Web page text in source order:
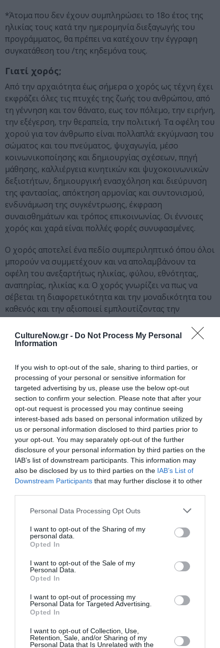
CultureNow.gr - Do Not Process My Personal
Information
If you wish to opt-out of the sale, sharing to third parties, or
processing of your personal or sensitive information for
targeted advertising by us, please use the below opt-out
section to confirm your selection. Please note that after your
opt-out request is processed you may continue seeing
interest-based ads based on personal information utilized by
us or personal information disclosed to third parties prior to
your opt-out. You may separately opt-out of the further
disclosure of your personal information by third parties on the
IAB’s list of downstream participants. This information may
also be disclosed by us to third parties on the IAB’s List of
Downstream Participants that may further disclose it to other
Personal Data Processing Opt Outs
I want to opt-out of the Sharing of my
personal data.
Opted In
I want to opt-out of the Sale of my
Personal Data.
Opted In
I want to opt-out of processing my
Personal Data for Targeted Advertising.
Opted In
I want to opt-out of Collection, Use,
Retention, Sale, and/or Sharing of my
Personal Data that Is Unrelated with the
*Άτομα που δεν έχουν συμπληρώσει το 18ο έτος της
ηλικίας τους κατά την ημερομηνία διεξαγωγής του
προγράμματος, θα πρέπει να κατέχουν την έγγραφη
συγκατάθεση του /της κηδεμόνα τους.
Γιατί χορός;
Από την αρχαιότητα έως σήμερα ο χορός ως τέχνη έχει
εκφράζει όλες τις πτυχές της ζωής του ανθρώπου, από
τη γέννηση και τον θάνατο, εως τον πόλεμο, την ειρήνη,
την εξέγερση, την θεραπεία, την πολιτική. Τα οφέλη του
χορού για τον άνθρωπο είναι πολλαπλά: εκγύμναση του
σώματος και του πνεύματος, ψυχαγωγία, μέσο
κοινωνικοποίησης και δημιουργίας σχέσεων, πηγή
μάθησης, καλλιέργεια κινητικών και ψυχοκοινωνικών
δεξιοτήτων, δημιουργική ενασχόληση και διεύρυνση
της φαντασίας, απόκτηση αρμονίας και συντονισμού,
ενδυνάμωση της συγκέντρωσης, έκφραση
συναισθημάτων και τρόπος επικοινωνίας. Οι έννοιες
χορός και χαρά είναι πολλές φορές συνυφασμένες.
Ο χορός αποτελεί ένα πεδίο συμπεριληπτικό όπου όλοι
μπορούν να συμμετέχουν και να απολαμβάνουν τα
οφέλη του ανεξαρτήτως ηλικίας, φύλου, εθνότητας,
αναπηρίας, ηλικίας κ.α. Ο χορός γνωρίζει να πως να
σέβεται τη διαφορετικότητα και την μοναδικότητα του
καθενός και την αξιοποιεί εμπλουτίζοντας την
καλλιτεχνική έκφραση.
Μικτή ομάδα χορού
εμφάνιση τους στην Ελλάδα, οι οποίες αποτελούνται
από άτομα με και χωρίς αναπηρία ή και
συμπεριλαμβάνουν άτομα από διαφορετικά
περιβάλλοντα. Έτσι περνάμε από το στάδιο των ομάδων
που απευθύνονται μόνο σε άτομα με αναπηρία ή μόνο
σε άτομα χωρίς αναπηρία σε ένα μεταβατικό στάδιο
συνύπαρξης και συμπερίληψης. Με βασικό κριτήριο το
ενδιαφέρον και το πάθος για το χορό και την έκφραση
χωρίς τους περιορισμούς που θέτουν η εμπειρία, το
επίπεδο ικανοτήτων το φύλο, η κοινωνική και ψυχική
υπόσταση μας.
Δουλεύοντας με μικτές ομάδες μοιραζόμαστε,
συνυπάρχουμε και εκφράζονται, κατανοώντας
και της ομάδας. Καλλιεργούμε το συναίσθημα της
ενσυναίσθησης, αντιμετωπίζοντας τις δυσκολίες ως
εξερεύνηση.
αποκλείει, αξιοποιεί την διαφορετικότητα του καθενός
μας για να γεννήσει ένα πλουσιότερο και περισσότερο
πραγματικό/ αντιπροσωπευτικό της πραγματικότητας
καλλιτεχνικό αποτέλεσμα.Με αυτή την πρακτική